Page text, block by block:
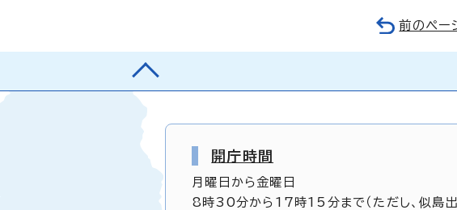
前のペー
開庁時間
月曜日から金曜日
8時30分から17時15分まで（ただし、似島